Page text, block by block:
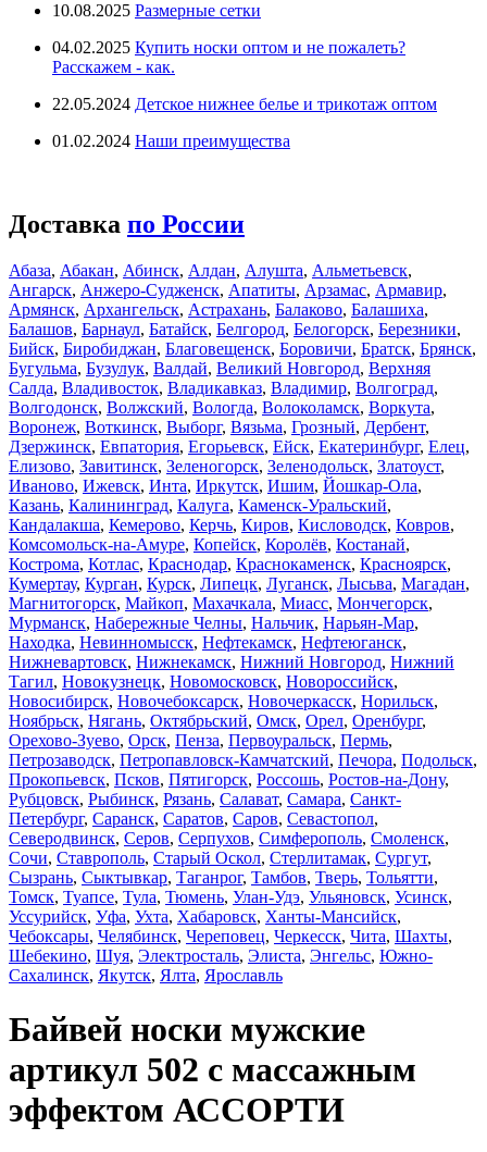
10.08.2025 Размерные сетки
04.02.2025 Купить носки оптом и не пожалеть?
Расскажем - как.
22.05.2024 Детское нижнее белье и трикотаж оптом
01.02.2024 Наши преимущества
Доставка по России
Абаза, Абакан, Абинск, Алдан, Алушта, Альметьевск,
Ангарск, Анжеро-Судженск, Апатиты, Арзамас, Армавир,
Армянск, Архангельск, Астрахань, Балаково, Балашиха,
Балашов, Барнаул, Батайск, Белгород, Белогорск, Березники,
Бийск, Биробиджан, Благовещенск, Боровичи, Братск, Брянск,
Бугульма, Бузулук, Валдай, Великий Новгород, Верхняя
Салда, Владивосток, Владикавказ, Владимир, Волгоград,
Волгодонск, Волжский, Вологда, Волоколамск, Воркута,
Воронеж, Воткинск, Выборг, Вязьма, Грозный, Дербент,
Дзержинск, Евпатория, Егорьевск, Ейск, Екатеринбург, Елец,
Елизово, Завитинск, Зеленогорск, Зеленодольск, Златоуст,
Иваново, Ижевск, Инта, Иркутск, Ишим, Йошкар-Ола,
Казань, Калининград, Калуга, Каменск-Уральский,
Кандалакша, Кемерово, Керчь, Киров, Кисловодск, Ковров,
Комсомольск-на-Амуре, Копейск, Королёв, Костанай,
Кострома, Котлас, Краснодар, Краснокаменск, Красноярск,
Кумертау, Курган, Курск, Липецк, Луганск, Лысьва, Магадан,
Магнитогорск, Майкоп, Махачкала, Миасс, Мончегорск,
Мурманск, Набережные Челны, Нальчик, Нарьян-Мар,
Находка, Невинномысск, Нефтекамск, Нефтеюганск,
Нижневартовск, Нижнекамск, Нижний Новгород, Нижний
Тагил, Новокузнецк, Новомосковск, Новороссийск,
Новосибирск, Новочебоксарск, Новочеркасск, Норильск,
Ноябрьск, Нягань, Октябрьский, Омск, Орел, Оренбург,
Орехово-Зуево, Орск, Пенза, Первоуральск, Пермь,
Петрозаводск, Петропавловск-Камчатский, Печора, Подольск,
Прокопьевск, Псков, Пятигорск, Россошь, Ростов-на-Дону,
Рубцовск, Рыбинск, Рязань, Салават, Самара, Санкт-
Петербург, Саранск, Саратов, Саров, Севастопол,
Северодвинск, Серов, Серпухов, Симферополь, Смоленск,
Сочи, Ставрополь, Старый Оскол, Стерлитамак, Сургут,
Сызрань, Сыктывкар, Таганрог, Тамбов, Тверь, Тольятти,
Томск, Туапсе, Тула, Тюмень, Улан-Удэ, Ульяновск, Усинск,
Уссурийск, Уфа, Ухта, Хабаровск, Ханты-Мансийск,
Чебоксары, Челябинск, Череповец, Черкесск, Чита, Шахты,
Шебекино, Шуя, Электросталь, Элиста, Энгельс, Южно-
Сахалинск, Якутск, Ялта, Ярославль
Байвей носки мужские
артикул 502 с массажным
эффектом АССОРТИ